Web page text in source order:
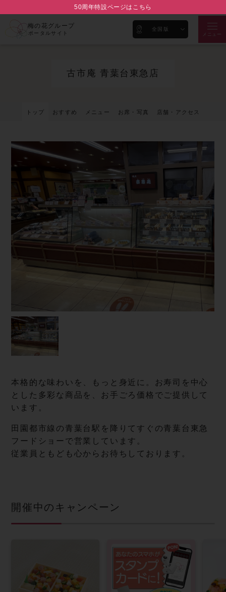
50周年特設ページはこちら
梅の花グループ
ポータルサイト
全国版
メニュー
古市庵 青葉台東急店
トップ おすすめ メニュー お席・写真 店舗・アクセス
本格的な味わいを、もっと身近に。お寿司を中心
とした多彩な商品を、お手ごろ価格でご提供して
います。
田園都市線の青葉台駅を降りてすぐの青葉台東急
フードショーで営業しています。
従業員ともども心からお待ちしております。
開催中のキャンペーン